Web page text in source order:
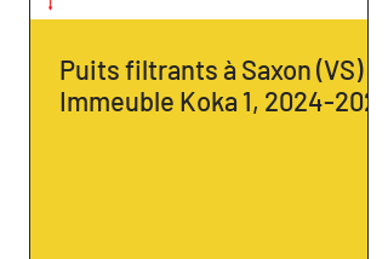
Puits filtrants à Saxon (VS) -
Immeuble Koka 1, 2024-2025